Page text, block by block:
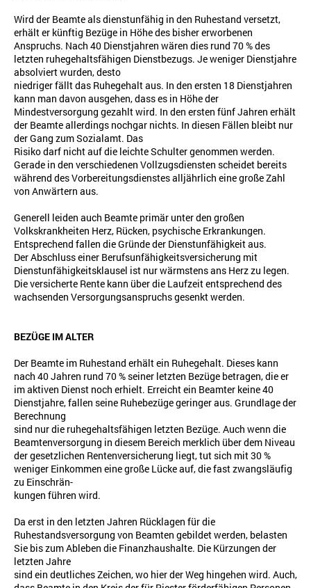
Wird der Beamte als dienstunfähig in den Ruhestand versetzt,
erhält er künftig Bezüge in Höhe des bisher erworbenen
Anspruchs. Nach 40 Dienstjahren wären dies rund 70 % des
letzten ruhegehaltsfähigen Dienstbezugs. Je weniger Dienstjahre
absolviert wurden, desto
niedriger fällt das Ruhegehalt aus. In den ersten 18 Dienstjahren
kann man davon ausgehen, dass es in Höhe der
Mindestversorgung gezahlt wird. In den ersten fünf Jahren erhält
der Beamte allerdings nochgar nichts. In diesen Fällen bleibt nur
der Gang zum Sozialamt. Das
Risiko darf nicht auf die leichte Schulter genommen werden.
Gerade in den verschiedenen Vollzugsdiensten scheidet bereits
während des Vorbereitungsdienstes alljährlich eine große Zahl
von Anwärtern aus.
Generell leiden auch Beamte primär unter den großen
Volkskrankheiten Herz, Rücken, psychische Erkrankungen.
Entsprechend fallen die Gründe der Dienstunfähigkeit aus.
Der Abschluss einer Berufsunfähigkeitsversicherung mit
Dienstunfähigkeitsklausel ist nur wärmstens ans Herz zu legen.
Die versicherte Rente kann über die Laufzeit entsprechend des
wachsenden Versorgungsanspruchs gesenkt werden.
BEZÜGE IM ALTER
Der Beamte im Ruhestand erhält ein Ruhegehalt. Dieses kann
nach 40 Jahren rund 70 % seiner letzten Bezüge betragen, die er
im aktiven Dienst noch erhielt. Erreicht ein Beamter keine 40
Dienstjahre, fallen seine Ruhebezüge geringer aus. Grundlage der
Berechnung
sind nur die ruhegehaltsfähigen letzten Bezüge. Auch wenn die
Beamtenversorgung in diesem Bereich merklich über dem Niveau
der gesetzlichen Rentenversicherung liegt, tut sich mit 30 %
weniger Einkommen eine große Lücke auf, die fast zwangsläufig
zu Einschrän-
kungen führen wird.
Da erst in den letzten Jahren Rücklagen für die
Ruhestandsversorgung von Beamten gebildet werden, belasten
Sie bis zum Ableben die Finanzhaushalte. Die Kürzungen der
letzten Jahre
sind ein deutliches Zeichen, wo hier der Weg hingehen wird. Auch,